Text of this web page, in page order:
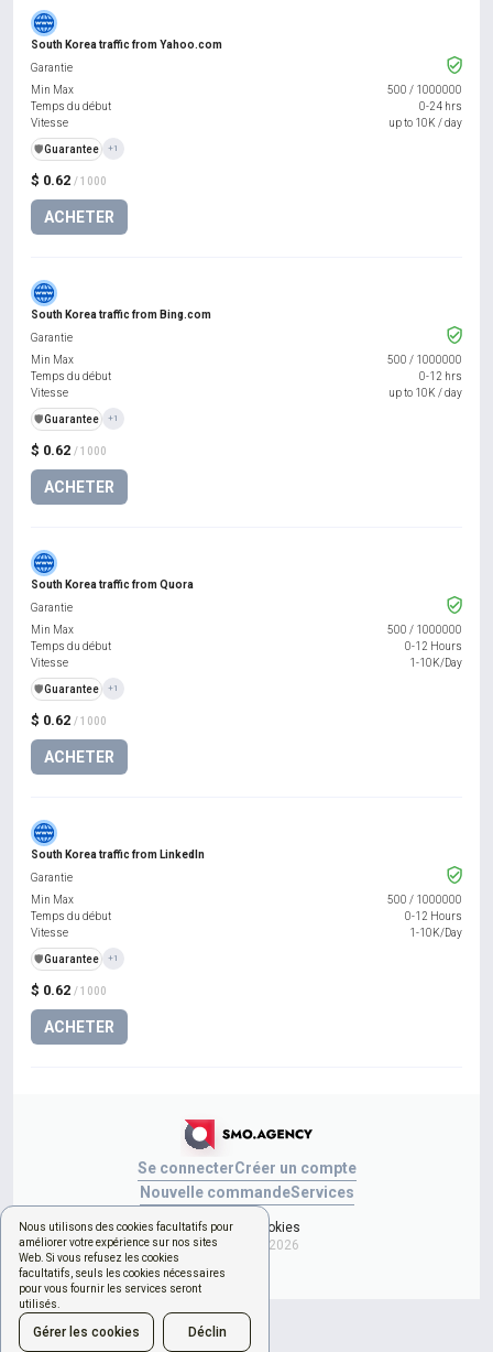
Nous utilisons des cookies facultatifs pour
améliorer votre expérience sur nos sites
Web. Si vous refusez les cookies
facultatifs, seuls les cookies nécessaires
pour vous fournir les services seront
utilisés.
Gérer les cookies Déclin
South Korea traffic from Yahoo.com
$ 0.62 / 1000
ACHETER
Garantie
Min Max
500 / 1000000
Temps du début
0-24 hrs
Vitesse
up to 10K / day
️🛡️Guarantee +1
South Korea traffic from Bing.com
$ 0.62 / 1000
ACHETER
Garantie
Min Max
500 / 1000000
Temps du début
0-12 hrs
Vitesse
up to 10K / day
️🛡️Guarantee +1
South Korea traffic from Quora
$ 0.62 / 1000
ACHETER
Garantie
Min Max
500 / 1000000
Temps du début
0-12 Hours
Vitesse
1-10K/Day
️🛡️Guarantee +1
South Korea traffic from LinkedIn
$ 0.62 / 1000
ACHETER
Garantie
Min Max
500 / 1000000
Temps du début
0-12 Hours
Vitesse
1-10K/Day
️🛡️Guarantee +1
Se connecterCréer un compte
Nouvelle commandeServices
Gérer les cookies
Copyright © 2026